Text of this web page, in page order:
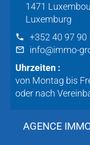
1471
Luxemburg
+352 40 97 90
info@immo-
Uhrzeiten :
von Montag bis
oder nach
AGENCE